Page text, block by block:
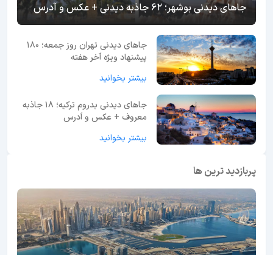
جاهای دیدنی بوشهر؛ 62 جاذبه دیدنی + عکس و آدرس
جاهای دیدنی تهران روز جمعه؛ 180
پیشنهاد ویژه آخر هفته
بیشتر بخوانید
جاهای دیدنی بدروم ترکیه؛ 18 جاذبه
معروف + عکس و آدرس
بیشتر بخوانید
پربازدید ترین ها